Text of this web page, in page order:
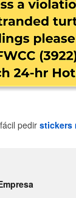
pedirstickers